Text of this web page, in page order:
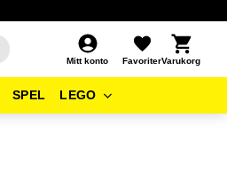
Mitt konto
Favoriter
Kundvagn
SPEL LEGO